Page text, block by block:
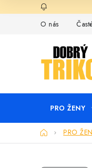
na
O nás
PRO ŽENY
DomůPRO